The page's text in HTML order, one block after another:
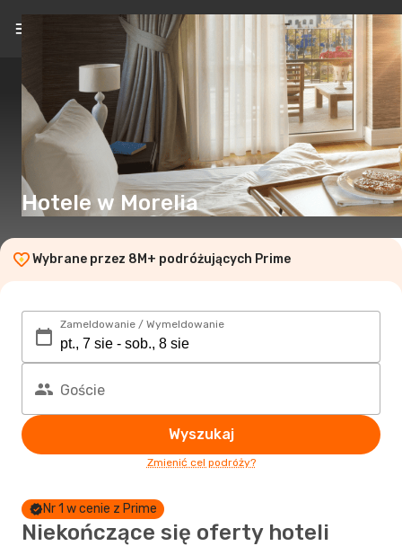
PL(zł)
Hotele w Morelia
Wybrane przez 8M+ podróżujących Prime
Zameldowanie / Wymeldowanie
Goście
Wyszukaj
Zmienić cel podróży?
Nr 1 w cenie z Prime
Niekończące się oferty hoteli